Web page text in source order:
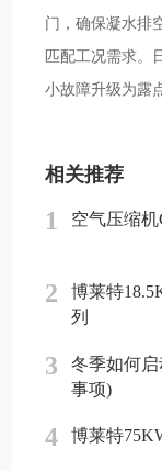
门，确保凝水排
匹配工况需求。
小故障升级为露
相关推荐
1 空气压缩
2
博莱特
列
3
冬季如何
事项)
4 博莱特